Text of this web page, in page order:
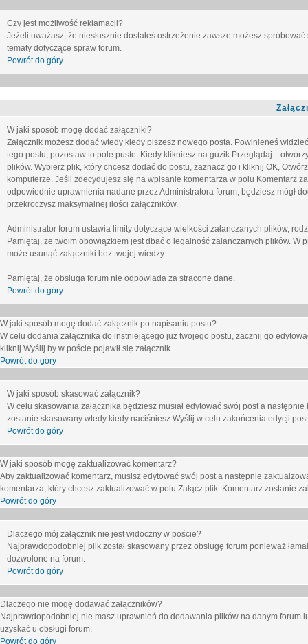
Czy jest możliwość reklamacji?
Jeżeli uważasz, że niesłusznie dostałeś ostrzeżenie zawsze możesz
tematy dotyczące spraw forum.
Powrót do góry
W jaki sposób mogę dodać załączniki?
Załącznik możesz dodać wtedy kiedy piszesz nowego posta. Powinieneś
tego postu, pozostaw to pole puste. Kiedy klikniesz na guzik Przeglądaj...
plików. Wybierz plik, który chcesz dodać do postu, zaznacz go i kliknij OK,
komputerze. Jeśli zdecydujesz się na wpisanie komentarza w polu Komentarz
odpowiednie uprawnienia nadane przez Administratora forum, będziesz mógł
przekroczysz maksymalnej ilości załączników.
Administrator forum ustawia limity dotyczące wielkości załanczanych plików,
Pamiętaj, że twoim obowiązkiem jest dbać o legalność załanczanych plików.
może usunąć załączniki bez twojej wiedzy.
Pamiętaj, że obsługa forum nie odpowiada za stracone dane.
Powrót do góry
W jaki sposób mogę dodać załącznik po napisaniu postu?
W celu dodania załącznika do instniejącego już twojego postu, zacznij go
kliknij Wyślij by w poście pojawił się załącznik.
Powrót do góry
W jaki sposób skasować załącznik?
W celu skasowania załącznika będziesz musiał edytować swój post a
zostanie skasowany wtedy kiedy naciśniesz Wyślij w celu zakońcenia edycji
Powrót do góry
W jaki sposób mogę zaktualizować komentarz?
Aby zaktualizować komentarz, musisz edytować swój post a następnie
komentarza, który chcesz zaktualizować w polu Załącz plik. Komentarz zostanie
Powrót do góry
Dlaczego mój załącznik nie jest widoczny w poście?
Najprawdopodobniej plik został skasowany przez obsługę forum ponieważ
dozwolone na forum.
Powrót do góry
Dlaczego nie mogę dodawać załączników?
Najprawdopodobniej nie masz uprawnień do dodawania plików na danym forum
uzyskać u obsługi forum.
Powrót do góry